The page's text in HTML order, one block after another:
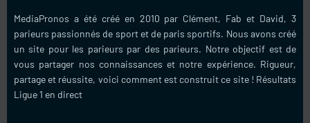
MediaPronos a été créé en 2010 par Clément, Fab et David, 3
parieurs passionnés de sport et de paris sportifs. Nous avons créé
un site pour les parieurs par des parieurs. Notre objectif est de
vous partager nos connaissances et notre expérience. Rigueur,
partage et réussite, voici comment est construit ce site ! Résultats
Ligue 1 en direct